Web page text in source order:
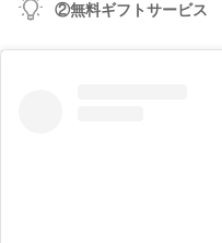
②無料ギフトサービス